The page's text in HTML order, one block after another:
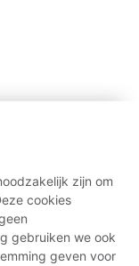
zijn om
cookies
gebruiken we ook
geven voor